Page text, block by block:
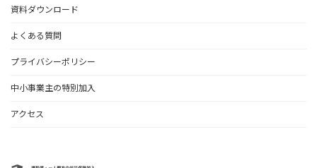
資料ダウンロード
よくある質問
プライバシーポリシー
中小事業主の特別加入
アクセス